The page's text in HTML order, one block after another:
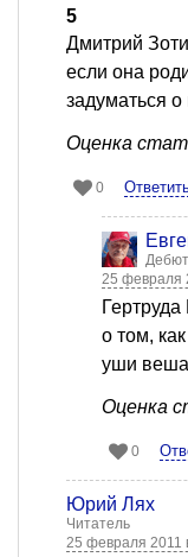
5
Дмитрий
если она
задуматься о
Оценка
0
25 февраля
о том,
уши
Оценка
0
Юрий Лях
Читатель
25 февраля 2011